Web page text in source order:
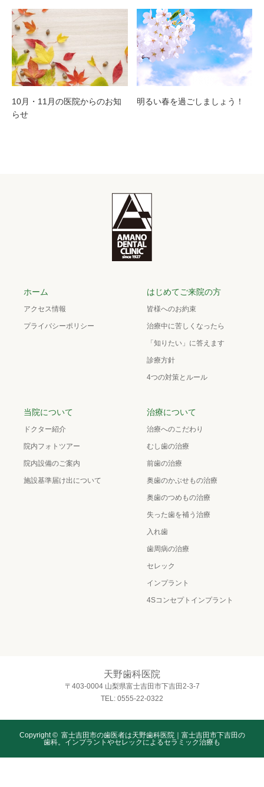
10月・11月の医院からのお知
らせ
明るい春を過ごしましょう！
ホーム
アクセス情報
プライバシーポリシー
はじめてご来院の方
皆様へのお約束
治療中に苦しくなったら
「知りたい」に答えます
診療方針
4つの対策とルール
当院について
ドクター紹介
院内フォトツアー
院内設備のご案内
施設基準届け出について
治療について
治療へのこだわり
むし歯の治療
前歯の治療
奥歯のかぶせもの治療
奥歯のつめもの治療
失った歯を補う治療
入れ歯
歯周病の治療
セレック
インプラント
4Sコンセプトインプラント
天野歯科医院
〒403-0004 山梨県富士吉田市下吉田2-3-7
TEL: 0555-22-0322
Copyright © 富士吉田市の歯医者は天野歯科医院｜富士吉田市下吉田の
歯科。インプラントやセレックによるセラミック治療も